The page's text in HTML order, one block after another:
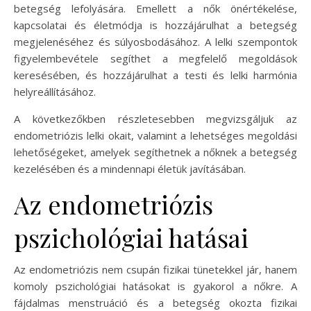
betegség lefolyására. Emellett a nők önértékelése,
kapcsolatai és életmódja is hozzájárulhat a betegség
megjelenéséhez és súlyosbodásához. A lelki szempontok
figyelembevétele segíthet a megfelelő megoldások
keresésében, és hozzájárulhat a testi és lelki harmónia
helyreállításához.
A következőkben részletesebben megvizsgáljuk az
endometriózis lelki okait, valamint a lehetséges megoldási
lehetőségeket, amelyek segíthetnek a nőknek a betegség
kezelésében és a mindennapi életük javításában.
Az endometriózis
pszichológiai hatásai
Az endometriózis nem csupán fizikai tünetekkel jár, hanem
komoly pszichológiai hatásokat is gyakorol a nőkre. A
fájdalmas menstruáció és a betegség okozta fizikai